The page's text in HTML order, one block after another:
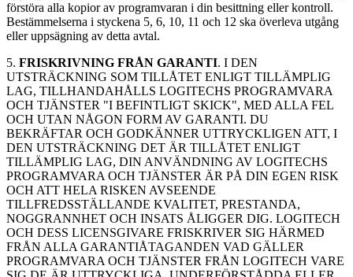
förstöra alla kopior av programvaran i din besittning eller kontroll.
Bestämmelserna i styckena 5, 6, 10, 11 och 12 ska överleva utgång
eller uppsägning av detta avtal.
5. FRISKRIVNING FRÅN GARANTI. I DEN
UTSTRÄCKNING SOM TILLÅTET ENLIGT TILLÄMPLIG
LAG, TILLHANDAHÅLLS LOGITECHS PROGRAMVARA
OCH TJÄNSTER "I BEFINTLIGT SKICK", MED ALLA FEL
OCH UTAN NÅGON FORM AV GARANTI. DU
BEKRÄFTAR OCH GODKÄNNER UTTRYCKLIGEN ATT, I
DEN UTSTRÄCKNING DET ÄR TILLÅTET ENLIGT
TILLÄMPLIG LAG, DIN ANVÄNDNING AV LOGITECHS
PROGRAMVARA OCH TJÄNSTER ÄR PÅ DIN EGEN RISK
OCH ATT HELA RISKEN AVSEENDE
TILLFREDSSTÄLLANDE KVALITET, PRESTANDA,
NOGGRANNHET OCH INSATS ÅLIGGER DIG. LOGITECH
OCH DESS LICENSGIVARE FRISKRIVER SIG HÄRMED
FRÅN ALLA GARANTIÅTAGANDEN VAD GÄLLER
PROGRAMVARA OCH TJÄNSTER FRÅN LOGITECH VARE